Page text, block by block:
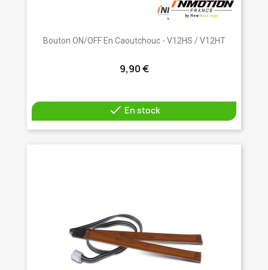
Bouton ON/OFF En Caoutchouc - V12HS / V12HT
9,90 €
 En stock